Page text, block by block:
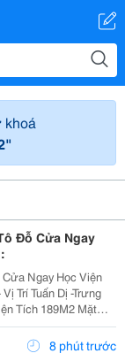
khoá
Đỗ Cửa Ngay
Ngay Học Viện
Lộ5A Giao Thông Cực Thuận Tiện ❤ Bán Kính...8 phút trước